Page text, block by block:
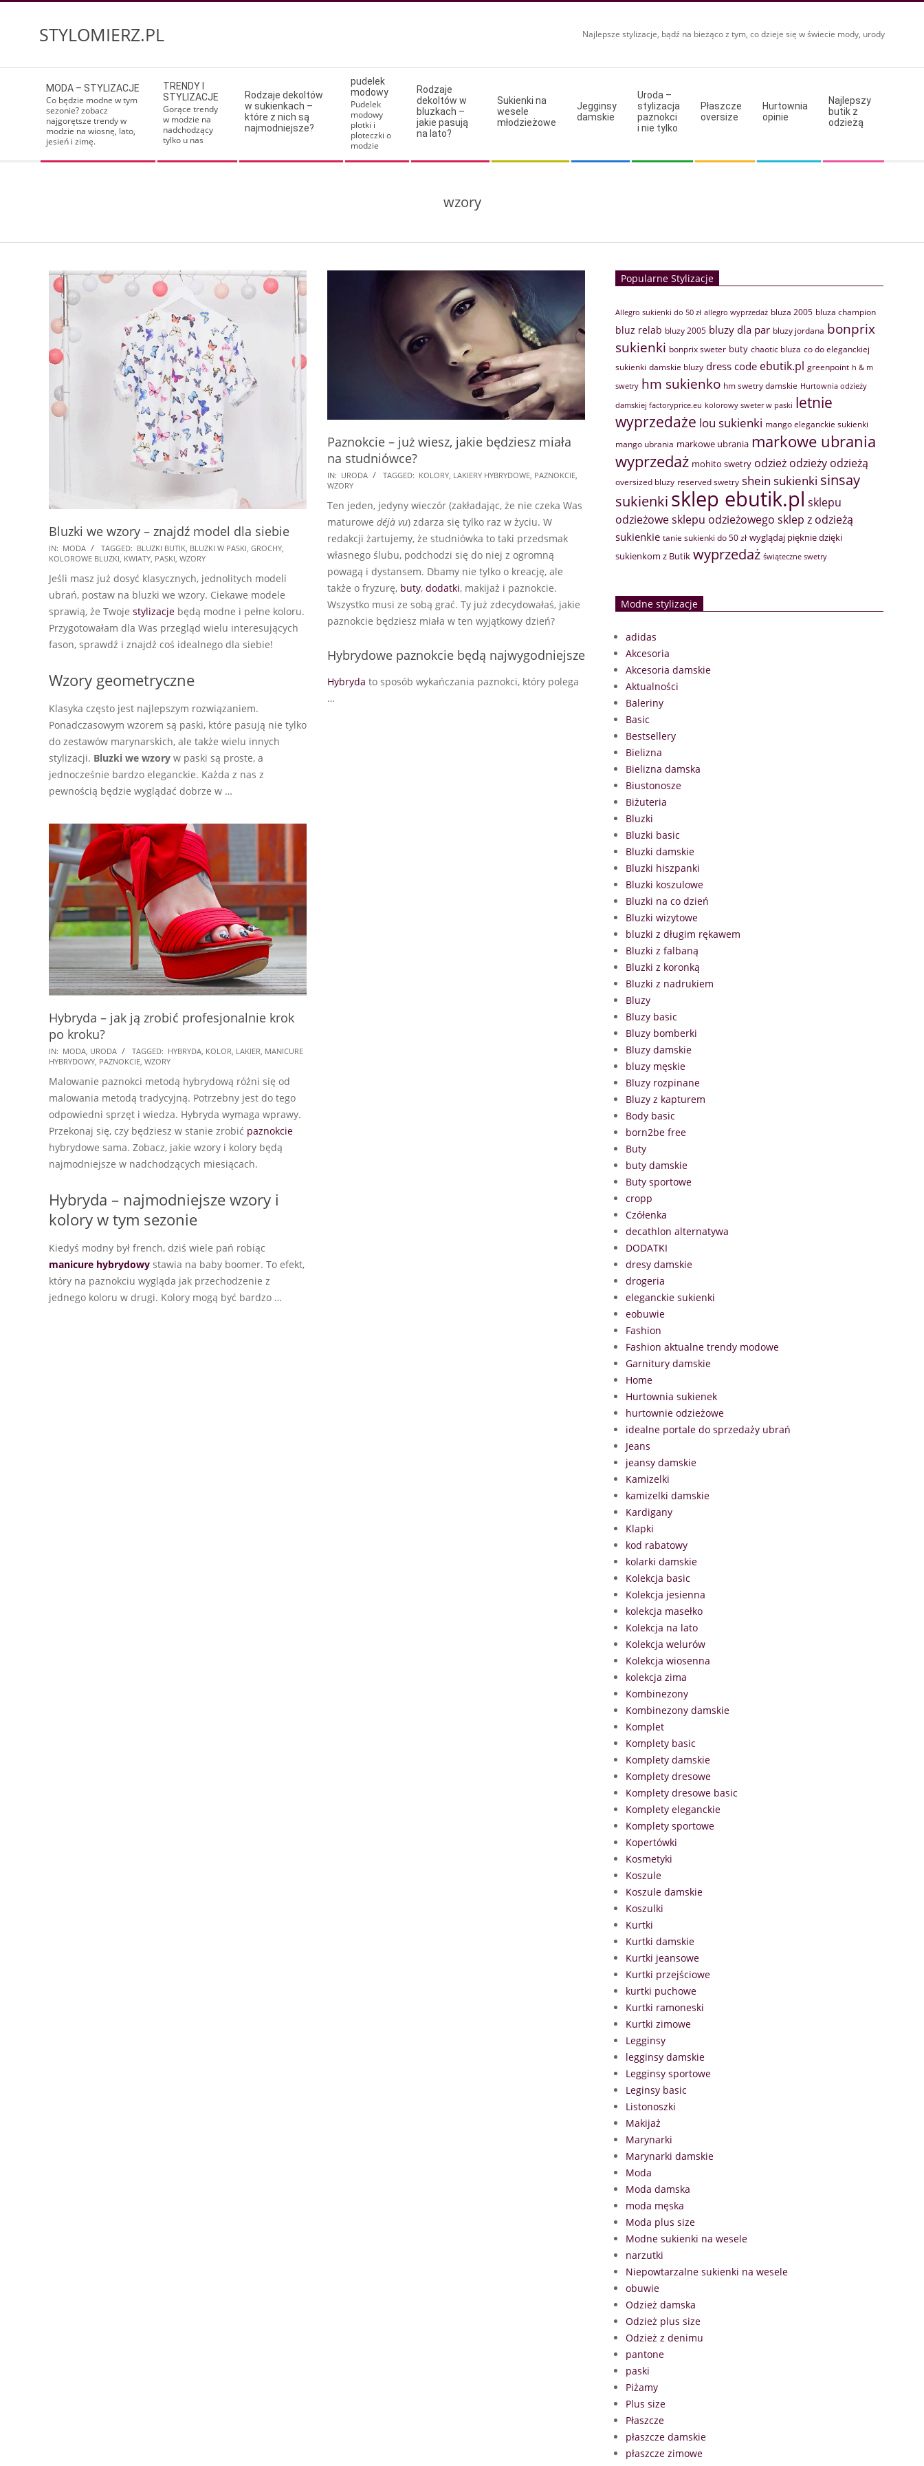
STYLOMIERZ.PL Najlepsze stylizacje, bądź na bieżąco z tym, co dzieje się w świecie mody, urody
Navigation
Menu
MODA – STYLIZACJE
Co będzie modne w tym
sezonie? zobacz
najgorętsze trendy w
modzie na wiosnę, lato,
jesień i zimę.
TRENDY I
STYLIZACJE
Gorące trendy
w modzie na
nadchodzący
tylko u nas
Rodzaje dekoltów
w sukienkach –
które z nich są
najmodniejsze?
pudelek
modowy
Pudelek
modowy
plotki i
ploteczki o
modzie
Rodzaje
dekoltów w
bluzkach –
jakie pasują
na lato?
Sukienki na
wesele
młodzieżowe
Jegginsy
damskie
Uroda –
stylizacja
paznokci
i nie tylko
Płaszcze
oversize
Hurtownia
opinie
Najlepszy
butik z
odzieżą
wzory
Bluzki we wzory – znajdź model dla siebie
2024-
10-
15
IN: MODA TAGGED: BLUZKI BUTIK, BLUZKI W PASKI, GROCHY,
KOLOROWE BLUZKI, KWIATY, PASKI, WZORY
Jeśli masz już dosyć klasycznych, jednolitych modeli
ubrań, postaw na bluzki we wzory. Ciekawe modele
sprawią, że Twoje stylizacje będą modne i pełne koloru.
Przygotowałam dla Was przegląd wielu interesujących
fason, sprawdź i znajdź coś idealnego dla siebie!
Wzory geometryczne
Klasyka często jest najlepszym rozwiązaniem.
Ponadczasowym wzorem są paski, które pasują nie tylko
do zestawów marynarskich, ale także wielu innych
stylizacji. Bluzki we wzory w paski są proste, a
jednocześnie bardzo eleganckie. Każda z nas z
pewnością będzie wyglądać dobrze w …
Paznokcie – już wiesz, jakie będziesz miała
na studniówce?
2018-
01-
12
IN: URODA TAGGED: KOLORY, LAKIERY HYBRYDOWE, PAZNOKCIE,
WZORY
Ten jeden, jedyny wieczór (zakładając, że nie czeka Was
maturowe déjà vu) zdarza się tylko raz w życiu. W
redakcji żartujemy, że studniówka to taki przedsmak
własnego ślubu, podchodzi się do niej z ogromną
powagą i dystansem. Dbamy nie tylko o kreację, ale
także o fryzurę, buty, dodatki, makijaż i paznokcie.
Wszystko musi ze sobą grać. Ty już zdecydowałaś, jakie
paznokcie będziesz miała w ten wyjątkowy dzień?
Hybrydowe paznokcie będą najwygodniejsze
Hybryda to sposób wykańczania paznokci, który polega
…
Hybryda – jak ją zrobić profesjonalnie krok
po kroku?
2017-
11-
16
IN: MODA URODA TAGGED: HYBRYDA KOLOR LAKIER MANICURE
HYBRYDOWY PAZNOKCIE WZORY
Malowanie paznokci metodą hybrydową różni się od
malowania metodą tradycyjną. Potrzebny jest do tego
odpowiedni sprzęt i wiedza. Hybryda wymaga wprawy.
Przekonaj się, czy będziesz w stanie zrobić paznokcie
hybrydowe sama. Zobacz, jakie wzory i kolory będą
najmodniejsze w nadchodzących miesiącach.
Hybryda – najmodniejsze wzory i
kolory w tym sezonie
Kiedyś modny był french, dziś wiele pań robiąc
manicure hybrydowy stawia na baby boomer. To efekt,
który na paznokciu wygląda jak przechodzenie z
jednego koloru w drugi. Kolory mogą być bardzo …
Popularne Stylizacje
Allegro sukienki do 50 zł allegro wyprzedaż bluza 2005 bluza champion
bluz relab bluzy 2005 bluzy dla par bluzy jordana bonprix
sukienki bonprix sweter buty chaotic bluza co do eleganckiej
sukienki damskie bluzy dress code ebutik.pl greenpoint h & m
swetry hm sukienko hm swetry damskie Hurtownia odzieży
damskiej factoryprice.eu kolorowy sweter w paski letnie
wyprzedaże lou sukienki mango eleganckie sukienki
mango ubrania markowe ubrania markowe ubrania
wyprzedaż mohito swetry odzież odzieży odzieżą
oversized bluzy reserved swetry shein sukienki sinsay
sukienki sklep ebutik.pl sklepu
odzieżowesklepu odzieżowego sklep z odzieżą
sukienkie tanie sukienki do 50 zł wyglądaj pięknie dzięki
sukienkom z Butik wyprzedaż świąteczne swetry
Modne stylizacje
adidas
Akcesoria
Akcesoria damskie
Aktualności
Baleriny
Basic
Bestsellery
Bielizna
Bielizna damska
Biustonosze
Biżuteria
Bluzki
Bluzki basic
Bluzki damskie
Bluzki hiszpanki
Bluzki koszulowe
Bluzki na co dzień
Bluzki wizytowe
bluzki z długim rękawem
Bluzki z falbaną
Bluzki z koronką
Bluzki z nadrukiem
Bluzy
Bluzy basic
Bluzy bomberki
Bluzy damskie
bluzy męskie
Bluzy rozpinane
Bluzy z kapturem
Body basic
born2be free
Buty
buty damskie
Buty sportowe
cropp
Czółenka
decathlon alternatywa
DODATKI
dresy damskie
drogeria
eleganckie sukienki
eobuwie
Fashion
Fashion aktualne trendy modowe
Garnitury damskie
Home
Hurtownia sukienek
hurtownie odzieżowe
idealne portale do sprzedaży ubrań
Jeans
jeansy damskie
Kamizelki
kamizelki damskie
Kardigany
Klapki
kod rabatowy
kolarki damskie
Kolekcja basic
Kolekcja jesienna
kolekcja masełko
Kolekcja na lato
Kolekcja welurów
Kolekcja wiosenna
kolekcja zima
Kombinezony
Kombinezony damskie
Komplet
Komplety basic
Komplety damskie
Komplety dresowe
Komplety dresowe basic
Komplety eleganckie
Komplety sportowe
Kopertówki
Kosmetyki
Koszule
Koszule damskie
Koszulki
Kurtki
Kurtki damskie
Kurtki jeansowe
Kurtki przejściowe
kurtki puchowe
Kurtki ramoneski
Kurtki zimowe
Legginsy
legginsy damskie
Legginsy sportowe
Leginsy basic
Listonoszki
Makijaż
Marynarki
Marynarki damskie
Moda
Moda damska
moda męska
Moda plus size
Modne sukienki na wesele
narzutki
Niepowtarzalne sukienki na wesele
obuwie
Odzież damska
Odzież plus size
Odzież z denimu
pantone
paski
Piżamy
Plus size
Płaszcze
płaszcze damskie
płaszcze zimowe